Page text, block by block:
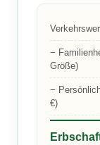
−
Größe)
−
€)